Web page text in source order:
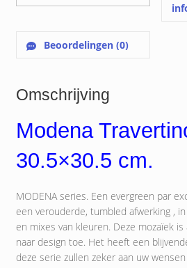
Beoordelingen (0)
Omschrijving
Modena
30.5×30.5 cm.
MODENA series. Een evergreen par
een verouderde, tumbled afwerking ,
en mixes van kleuren. Deze mozaïek
naar design toe. Het heeft een
deze serie zullen zeker aan uw